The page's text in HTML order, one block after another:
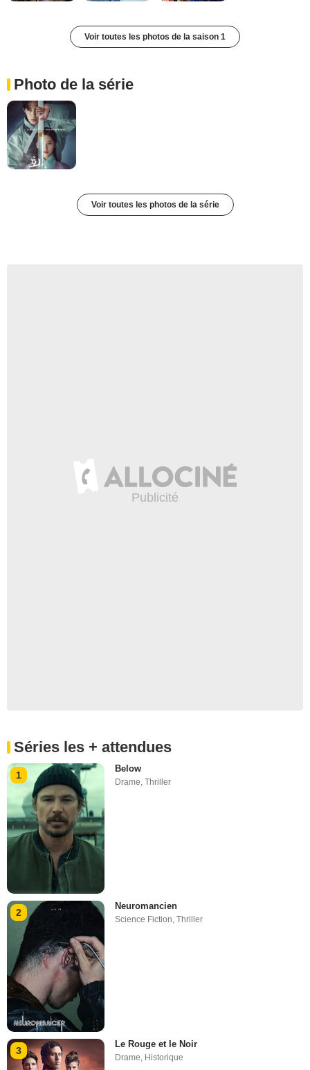
Voir toutes les photos de la saison 1
Photo de la série
Voir toutes les photos de la série
Séries les + attendues
1
Below
Drame,Thriller
2
Neuromancien
Science Fiction,Thriller
3
Le Rouge et le Noir
Drame Historique